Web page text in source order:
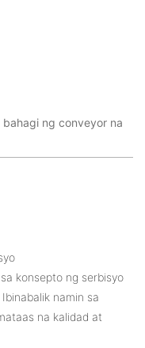
ng conveyor na
konsepto ng serbisyo
namin sa
na kalidad at